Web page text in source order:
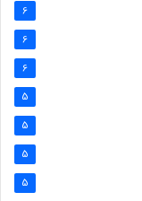
6
6
6
5
5
5
5